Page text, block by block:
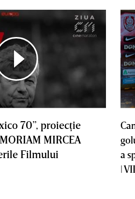
70”, proiecţie
MIRCEA
Filmului
a
|